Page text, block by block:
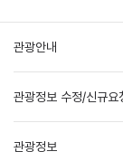
관광안내
관광정보 수정/신규요
관광정보